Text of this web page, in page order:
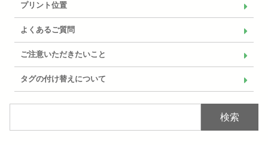
プリント位置
よくあるご質問
ご注意いただきたいこと
タグの付け替えについて
検索